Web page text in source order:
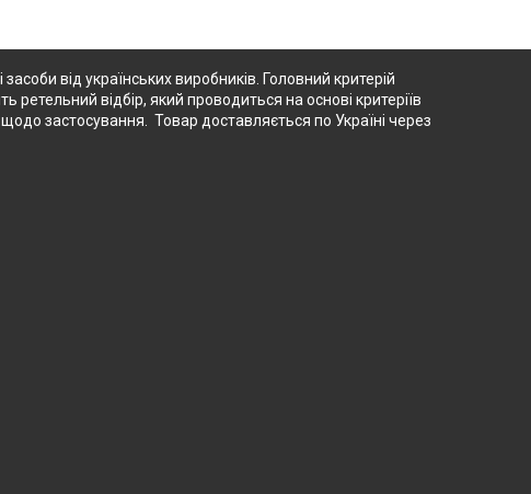
від українських виробників. Головний критерій
ретельний відбір, який проводиться на основі критеріїв
застосування. Товар доставляється по Україні через